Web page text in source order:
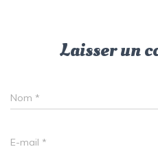
Laisser un
Nom *
E-mail *